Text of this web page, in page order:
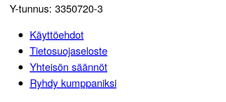
Y-tunnus: 3350720-3
Käyttöehdot
Tietosuojaseloste
Yhteisön säännöt
Ryhdy kumppaniksi